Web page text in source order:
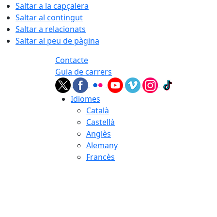
Saltar a la capçalera
Saltar al contingut
Saltar a relacionats
Saltar al peu de pàgina
Contacte
Guia de carrers
Idiomes
Català
Castellà
Anglès
Alemany
Francès